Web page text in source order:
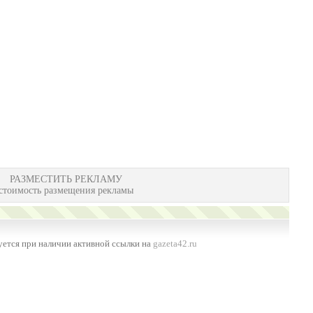
РАЗМЕСТИТЬ РЕКЛАМУ
размещения рекламы
при наличии активной ссылки на gazeta42.ru